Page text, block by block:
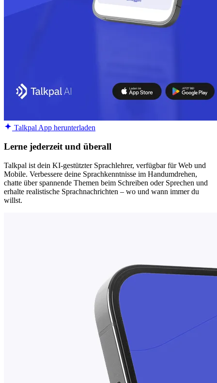
Talkpal App herunterladen
Lerne jederzeit und überall
Talkpal ist dein KI-gestützter Sprachlehrer, verfügbar für Web und
Mobile. Verbessere deine Sprachkenntnisse im Handumdrehen,
chatte über spannende Themen beim Schreiben oder Sprechen und
erhalte realistische Sprachnachrichten – wo und wann immer du
willst.